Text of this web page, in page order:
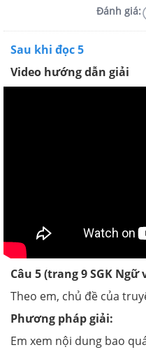
Đánh giá:
Sau khi đọc 5
Video hướng dẫn giải
Câu 5 (trang 9 SGK Ngữ
Theo em, chủ đề của
Phương pháp giải:
Em xem nội dung bao